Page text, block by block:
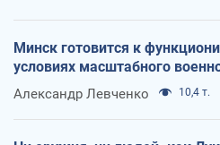
Минск готовится к
условиях масштабного
Александр Левченко 10,4 т.